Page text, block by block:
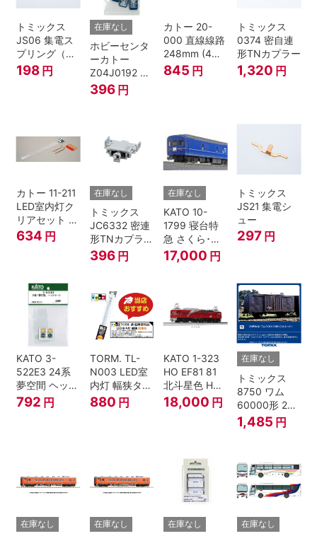
トミックス
JS06 集電ス
プリング（Ｌ
=7.5mm・4個
入） 鉄道模型
198 円
在庫なし
ホビーセンタ
ーカトー
Z04J0192 ク
モハ115 横須
賀色 ジャンパ
396 円
カトー 20-
000 直線線路
248mm (4本
入) Nゲージ
845 円
トミックス
0374 密自連
形TNカプラー
1,320 円
カトー 11-211
LED室内灯ク
リアセット N
ゲージ
634 円
在庫なし
トミックス
JC6332 密連
形TNカプラー
(SPグレー電
連付・211系)
396 円
在庫なし
KATO 10-
1799 寝台特
急 さくら･は
やぶさ/富士
24系 9両セッ
17,000 円
トミックス
JS21 集電シ
ュー
297 円
KATO 3-
522E3 24系
夢空間 ヘッド
マーク 4種各1
792 円
TORM. TL-
N003 LED室
内灯 幅狭タイ
プ・電球色 1
本 鉄道模型
880 円
KATO 1-323
HO EF81 81
北斗星色 HO
ゲージ
18,000 円
在庫なし
トミックス
8750 ワム
60000形 2両
セット Nゲー
ジ
1,485 円
在庫なし 在庫なし 在庫なし 在庫なし